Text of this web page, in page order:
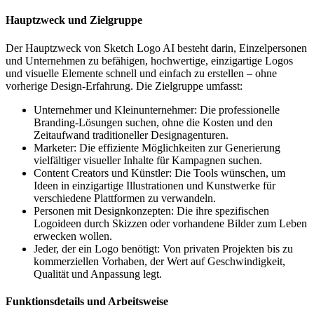
Hauptzweck und Zielgruppe
Der Hauptzweck von Sketch Logo AI besteht darin, Einzelpersonen
und Unternehmen zu befähigen, hochwertige, einzigartige Logos
und visuelle Elemente schnell und einfach zu erstellen – ohne
vorherige Design-Erfahrung. Die Zielgruppe umfasst:
Unternehmer und Kleinunternehmer: Die professionelle
Branding-Lösungen suchen, ohne die Kosten und den
Zeitaufwand traditioneller Designagenturen.
Marketer: Die effiziente Möglichkeiten zur Generierung
vielfältiger visueller Inhalte für Kampagnen suchen.
Content Creators und Künstler: Die Tools wünschen, um
Ideen in einzigartige Illustrationen und Kunstwerke für
verschiedene Plattformen zu verwandeln.
Personen mit Designkonzepten: Die ihre spezifischen
Logoideen durch Skizzen oder vorhandene Bilder zum Leben
erwecken wollen.
Jeder, der ein Logo benötigt: Von privaten Projekten bis zu
kommerziellen Vorhaben, der Wert auf Geschwindigkeit,
Qualität und Anpassung legt.
Funktionsdetails und Arbeitsweise